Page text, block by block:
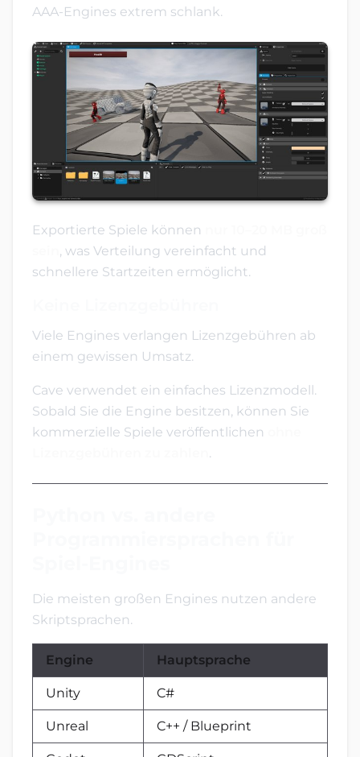
AAA-Engines extrem schlank.
Exportierte Spiele können
, was Verteilung vereinfacht und
schnellere Startzeiten ermöglicht.
Viele Engines verlangen Lizenzgebühren ab
einem gewissen Umsatz.
Cave verwendet ein einfaches Lizenzmodell.
Sobald Sie die Engine besitzen, können Sie
kommerzielle Spiele veröffentlichen
.
Die meisten großen Engines nutzen andere
Skriptsprachen.
Engine Hauptsprache
Unity C#
Unreal C++ / Blueprint